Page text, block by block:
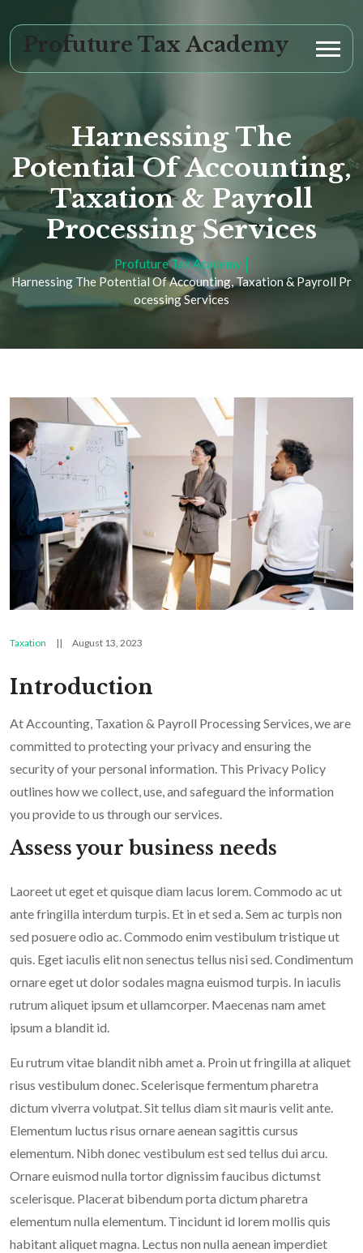
Profuture Tax Academy
Harnessing The
Potential Of Accounting,
Taxation & Payroll
Processing Services
Profuture Tax Academy
Harnessing The Potential Of Accounting, Taxation & Payroll Pr
Ocessing Services
Taxation || August 13, 2023
Introduction
At Accounting, Taxation & Payroll Processing Services, we are
committed to protecting your privacy and ensuring the
security of your personal information. This Privacy Policy
outlines how we collect, use, and safeguard the information
you provide to us through our services.
Assess your business needs
Laoreet ut eget et quisque diam lacus lorem. Commodo ac ut
ante fringilla interdum turpis. Et in et sed a. Sem ac turpis non
sed posuere odio ac. Commodo enim vestibulum tristique ut
quis. Eget iaculis elit non senectus tellus nisi sed. Condimentum
ornare eget ut dolor sodales magna euismod turpis. In iaculis
rutrum aliquet ipsum et ullamcorper. Maecenas nam amet
ipsum a blandit id.
Eu rutrum vitae blandit nibh amet a. Proin ut fringilla at aliquet
risus vestibulum donec. Scelerisque fermentum pharetra
dictum viverra volutpat. Sit tellus diam sit mauris velit ante.
Elementum luctus risus ornare aenean sagittis cursus
elementum. Nibh donec vestibulum est sed tellus dui arcu.
Ornare euismod nulla tortor dignissim faucibus dictumst
scelerisque. Placerat bibendum porta dictum pharetra
elementum nulla elementum. Tincidunt id lorem mollis quis
habitant aliquet magna. Lectus non nulla aenean imperdiet